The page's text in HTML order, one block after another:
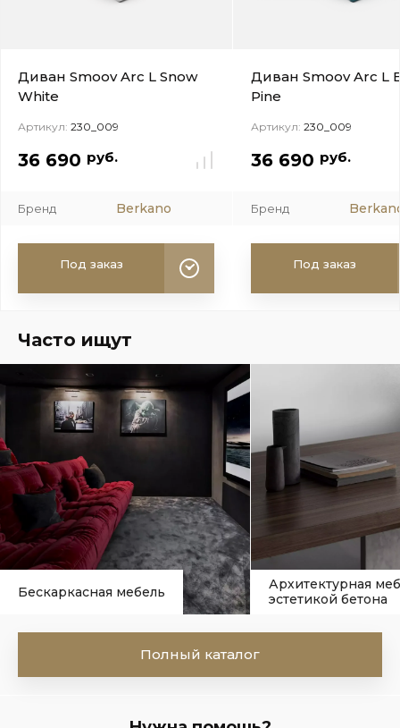
Диван Smoov Arc L Snow
White
Артикул: 230_009
36 690 руб.
Бренд Berkano
Под заказ
Диван Smoov Arc L
Pine
Артикул: 230_009
36 690 руб.
Бренд
Под заказ
Часто ищут
Бескаркасная мебель
Архитектурная
эстетикой бетона
Полный каталог